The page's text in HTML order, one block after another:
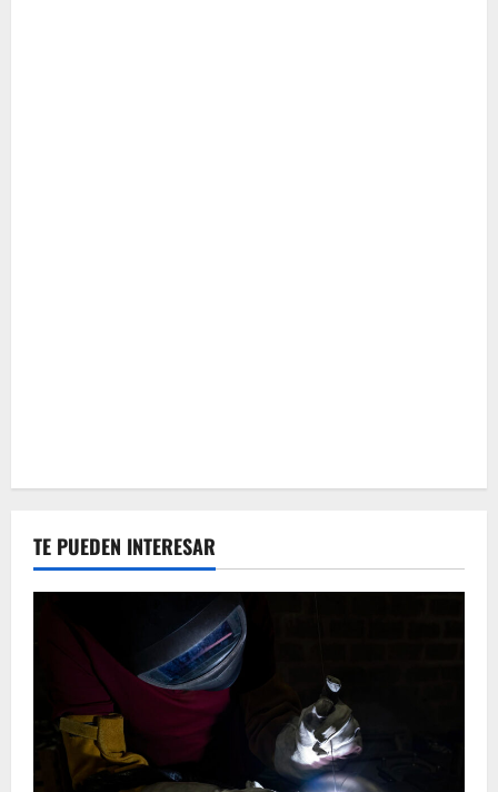
TE PUEDEN INTERESAR